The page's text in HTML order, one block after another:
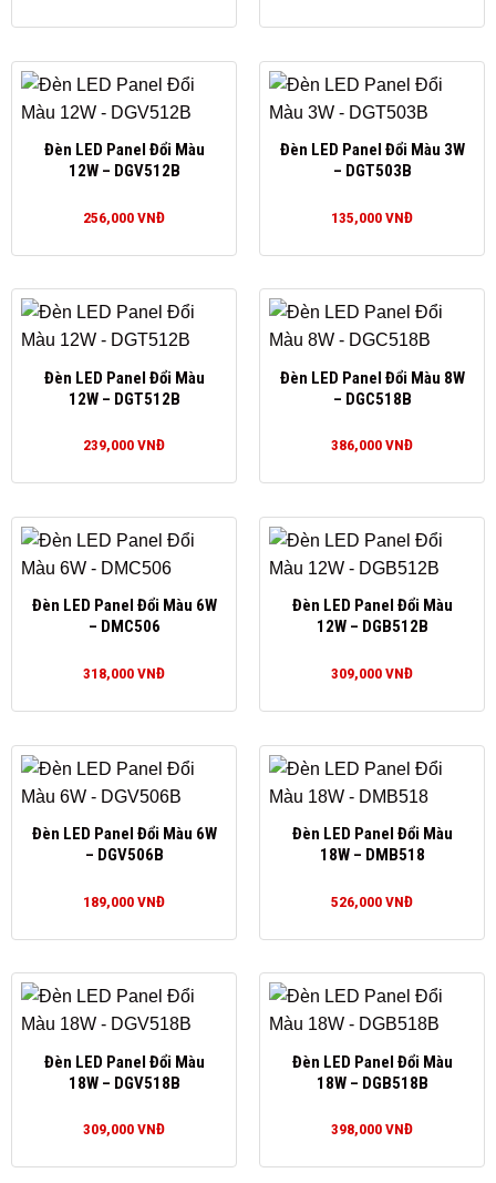
Đèn LED Panel Đổi Màu
12W – DGV512B
256,000VNĐ
Đèn LED Panel Đổi Màu 3W
– DGT503B
135,000VNĐ
Đèn LED Panel Đổi Màu
12W – DGT512B
239,000VNĐ
Đèn LED Panel Đổi Màu 8W
– DGC518B
386,000VNĐ
Đèn LED Panel Đổi Màu 6W
– DMC506
318,000VNĐ
Đèn LED Panel Đổi Màu
12W – DGB512B
309,000VNĐ
Đèn LED Panel Đổi Màu 6W
– DGV506B
189,000VNĐ
Đèn LED Panel Đổi Màu
18W – DMB518
526,000VNĐ
Đèn LED Panel Đổi Màu
18W – DGV518B
309,000VNĐ
Đèn LED Panel Đổi Màu
18W – DGB518B
398,000VNĐ